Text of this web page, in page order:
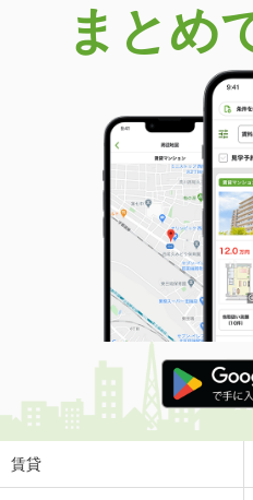
まとめ
賃貸